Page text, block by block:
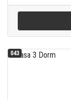
043